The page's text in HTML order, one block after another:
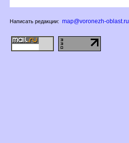
Написать редакции: map@voronezh-oblast.ru